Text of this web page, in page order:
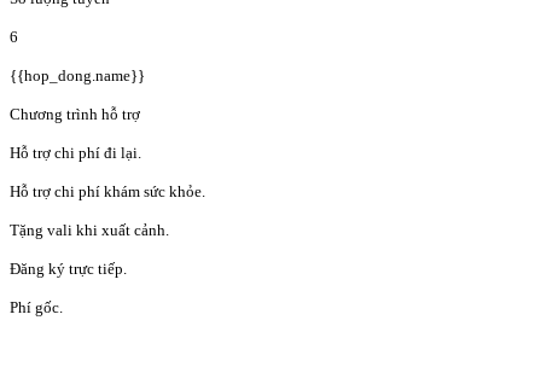
6
{{hop_dong.name}}
Chương trình hỗ trợ
Hỗ trợ chi phí đi lại.
Hỗ trợ chi phí khám sức khỏe.
Tặng vali khi xuất cảnh.
Đăng ký trực tiếp.
Phí gốc.